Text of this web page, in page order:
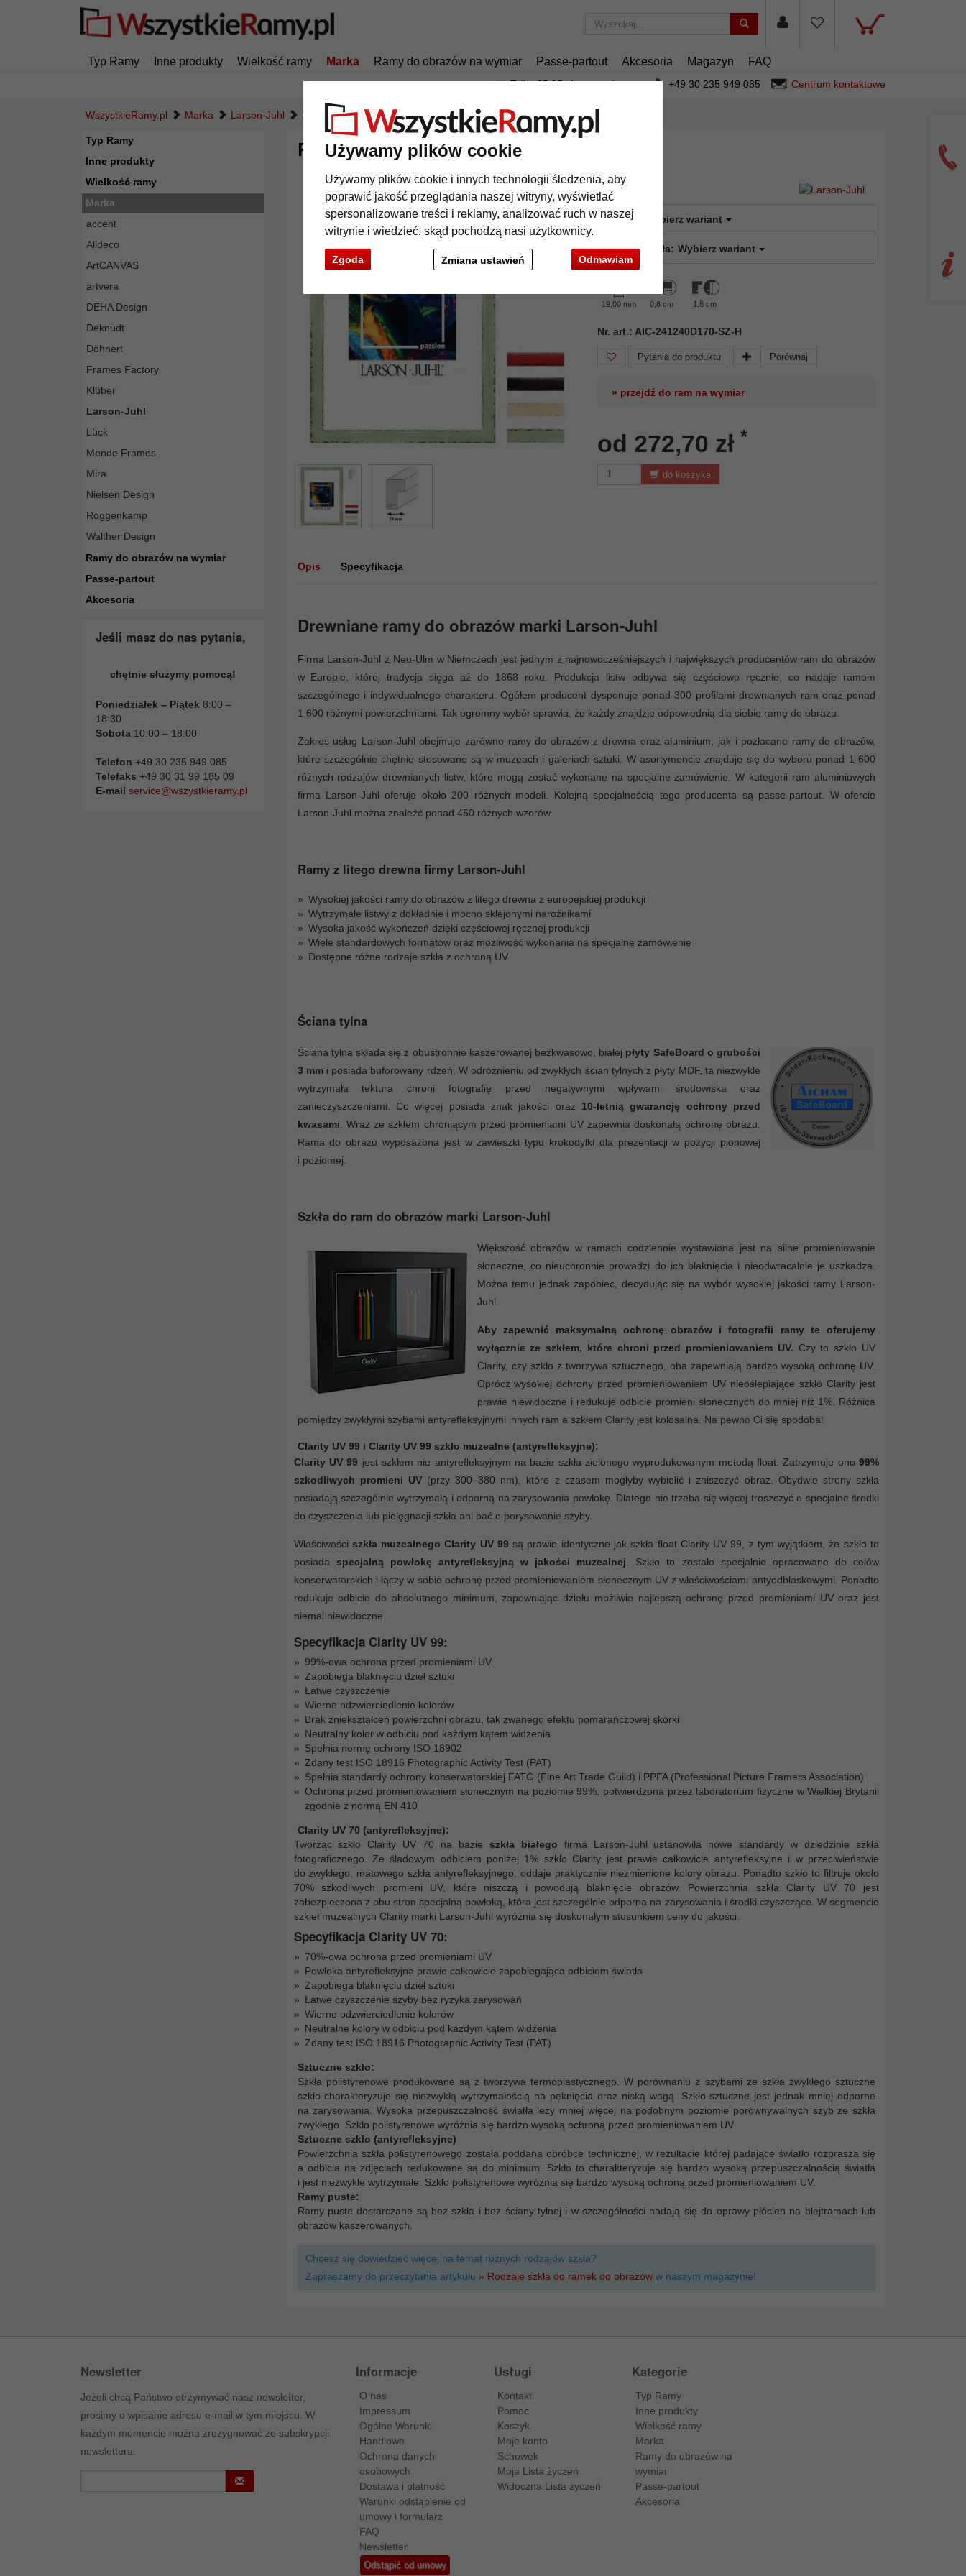
Używamy plików cookie
Używamy plików cookie i innych technologii śledzenia, aby
poprawić jakość przeglądania naszej witryny, wyświetlać
spersonalizowane treści i reklamy, analizować ruch w naszej
witrynie i wiedzieć, skąd pochodzą nasi użytkownicy.
Zgoda Odmawiam
Zmiana ustawień
Typ Ramy Inne produkty Wielkość ramy Marka Ramy do obrazów na wymiar Passe-partout Akcesoria Magazyn FAQ
Tylko 25,95 złza wysyłkę. +49 30 235 949 085 Centrum kontaktowe
WszystkieRamy.pl Marka Larson-Juhl Rama drewniana KOMODO 19 na wymiar
Typ Ramy
Inne produkty
Wielkość ramy
Marka
accent
Alldeco
ArtCANVAS
artvera
DEHA Design
Deknudt
Döhnert
Frames Factory
Klüber
Larson-Juhl
Lück
Mende Frames
Mira
Nielsen Design
Roggenkamp
Walther Design
Ramy do obrazów na wymiar
Passe-partout
Akcesoria
Jeśli masz do nas pytania,
chętnie służymy pomocą!
Poniedziałek – Piątek 8:00 –
18:30
Sobota 10:00 – 18:00
Telefon +49 30 235 949 085
Telefaks +49 30 31 99 185 09
E-mail service@wszystkieramy.pl
Rama drewniana KOMODO 19 na wymiar
kolor: Wybierz wariant
rodzaj szkła: Wybierz wariant
19,00 mm 0,8 cm 1,8 cm
Nr. art.: AIC-241240D170-SZ-H
Pytania do produktu Porównaj
» przejdź do ram na wymiar
od 272,70 zł *
do koszyka
Opis Specyfikacja
Drewniane ramy do obrazów marki Larson-Juhl
Firma Larson-Juhl z Neu-Ulm w Niemczech jest jednym z najnowocześniejszych i największych producentów ram do obrazów
w Europie, której tradycja sięga aż do 1868 roku. Produkcja listw odbywa się częściowo ręcznie, co nadaje ramom
szczególnego i indywidualnego charakteru. Ogółem producent dysponuje ponad 300 profilami drewnianych ram oraz ponad
1 600 różnymi powierzchniami. Tak ogromny wybór sprawia, że każdy znajdzie odpowiednią dla siebie ramę do obrazu.
Zakres usług Larson-Juhl obejmuje zarówno ramy do obrazów z drewna oraz aluminium, jak i pozłacane ramy do obrazów,
które szczególnie chętnie stosowane są w muzeach i galeriach sztuki. W asortymencie znajduje się do wyboru ponad 1 600
różnych rodzajów drewnianych listw, które mogą zostać wykonane na specjalne zamówienie. W kategorii ram aluminiowych
firma Larson-Juhl oferuje około 200 różnych modeli. Kolejną specjalnością tego producenta są passe-partout. W ofercie
Larson-Juhl można znaleźć ponad 450 różnych wzorów.
Ramy z litego drewna firmy Larson-Juhl
Wysokiej jakości ramy do obrazów z litego drewna z europejskiej produkcji
Wytrzymałe listwy z dokładnie i mocno sklejonymi narożnikami
Wysoka jakość wykończeń dzięki częściowej ręcznej produkcji
Wiele standardowych formatów oraz możliwość wykonania na specjalne zamówienie
Dostępne różne rodzaje szkła z ochroną UV
Ściana tylna
Ściana tylna składa się z obustronnie kaszerowanej bezkwasowo, białej płyty SafeBoard o grubości
3 mmi posiada buforowany rdzeń. W odróżnieniu od zwykłych ścian tylnych z płyty MDF, ta niezwykle
wytrzymała tektura chroni fotografię przed negatywnymi wpływami środowiska oraz
zanieczyszczeniami. Co więcej posiada znak jakości oraz 10-letnią gwarancję ochrony przed
kwasami . Wraz ze szkłem chroniącym przed promieniami UV zapewnia doskonałą ochronę obrazu.
Rama do obrazu wyposażona jest w zawieszki typu krokodylki dla prezentacji w pozycji pionowej
i poziomej.
Szkła do ram do obrazów marki Larson-Juhl
Większość obrazów w ramach codziennie wystawiona jest na silne promieniowanie
słoneczne, co nieuchronnie prowadzi do ich blaknięcia i nieodwracalnie je uszkadza.
Można temu jednak zapobiec, decydując się na wybór wysokiej jakości ramy Larson-
Juhl.
Aby zapewnić maksymalną ochronę obrazów i fotografii ramy te oferujemy
wyłącznie ze szkłem, które chroni przed promieniowaniem UV. Czy to szkło UV
Clarity, czy szkło z tworzywa sztucznego, oba zapewniają bardzo wysoką ochronę UV.
Oprócz wysokiej ochrony przed promieniowaniem UV nieoślepiające szkło Clarity jest
prawie niewidoczne i redukuje odbicie promieni słonecznych do mniej niż 1%. Różnica
pomiędzy zwykłymi szybami antyrefleksyjnymi innych ram a szkłem Clarity jest kolosalna. Na pewno Ci się spodoba!
Clarity UV 99 i Clarity UV 99 szkło muzealne (antyrefleksyjne):
Clarity UV 99 jest szkłem nie antyrefleksyjnym na bazie szkła zielonego wyprodukowanym metodą float. Zatrzymuje ono 99%
szkodliwych promieni UV(przy 300–380 nm), które z czasem mogłyby wybielić i zniszczyć obraz. Obydwie strony szkła
posiadają szczególnie wytrzymałą i odporną na zarysowania powłokę. Dlatego nie trzeba się więcej troszczyć o specjalne środki
do czyszczenia lub pielęgnacji szkła ani bać o porysowanie szyby.
Właściwości szkła muzealnego Clarity UV 99 są prawie identyczne jak szkła float Clarity UV 99, z tym wyjątkiem, że szkło to
posiada specjalną powłokę antyrefleksyjną w jakości muzealnej . Szkło to zostało specjalnie opracowane do celów
konserwatorskich i łączy w sobie ochronę przed promieniowaniem słonecznym UV z właściwościami antyodblaskowymi. Ponadto
redukuje odbicie do absolutnego minimum, zapewniając dziełu możliwie najlepszą ochronę przed promieniami UV oraz jest
niemal niewidoczne.
Specyfikacja Clarity UV 99:
99%-owa ochrona przed promieniami UV
Zapobiega blaknięciu dzieł sztuki
Łatwe czyszczenie
Wierne odzwierciedlenie kolorów
Brak zniekształceń powierzchni obrazu, tak zwanego efektu pomarańczowej skórki
Neutralny kolor w odbiciu pod każdym kątem widzenia
Spełnia normę ochrony ISO 18902
Zdany test ISO 18916 Photographic Activity Test (PAT)
Spełnia standardy ochrony konserwatorskiej FATG (Fine Art Trade Guild) i PPFA (Professional Picture Framers Association)
Ochrona przed promieniowaniem słonecznym na poziomie 99%, potwierdzona przez laboratorium fizyczne w Wielkiej Brytanii
zgodnie z normą EN 410
Clarity UV 70 (antyrefleksyjne):
Tworząc szkło Clarity UV 70 na bazie szkła białego firma Larson-Juhl ustanowiła nowe standardy w dziedzinie szkła
fotograficznego. Ze śladowym odbiciem poniżej 1% szkło Clarity jest prawie całkowicie antyrefleksyjne i w przeciwieństwie
do zwykłego, matowego szkła antyrefleksyjnego, oddaje praktycznie niezmienione kolory obrazu. Ponadto szkło to filtruje około
70% szkodliwych promieni UV, które niszczą i powodują blaknięcie obrazów. Powierzchnia szkła Clarity UV 70 jest
zabezpieczona z obu stron specjalną powłoką, która jest szczególnie odporna na zarysowania i środki czyszczące. W segmencie
szkieł muzealnych Clarity marki Larson-Juhl wyróżnia się doskonałym stosunkiem ceny do jakości.
Specyfikacja Clarity UV 70:
70%-owa ochrona przed promieniami UV
Powłoka antyrefleksyjna prawie całkowicie zapobiegająca odbiciom światła
Zapobiega blaknięciu dzieł sztuki
Łatwe czyszczenie szyby bez ryzyka zarysowań
Wierne odzwierciedlenie kolorów
Neutralne kolory w odbiciu pod każdym kątem widzenia
Zdany test ISO 18916 Photographic Activity Test (PAT)
Sztuczne szkło:
Szkła polistyrenowe produkowane są z tworzywa termoplastycznego. W porównaniu z szybami ze szkła zwykłego sztuczne
szkło charakteryzuje się niezwykłą wytrzymałością na pęknięcia oraz niską wagą. Szkło sztuczne jest jednak mniej odporne
na zarysowania. Wysoka przepuszczalność światła leży mniej więcej na podobnym poziomie porównywalnych szyb ze szkła
zwykłego. Szkło polistyrenowe wyróżnia się bardzo wysoką ochroną przed promieniowaniem UV.
Sztuczne szkło (antyrefleksyjne)
Powierzchnia szkła polistyrenowego została poddana obróbce technicznej, w rezultacie której padające światło rozprasza się
a odbicia na zdjęciach redukowane są do minimum. Szkło to charakteryzuje się bardzo wysoką przepuszczalnością światła
i jest niezwykle wytrzymałe. Szkło polistyrenowe wyróżnia się bardzo wysoką ochroną przed promieniowaniem UV.
Ramy puste:
Ramy puste dostarczane są bez szkła i bez ściany tylnej i w szczególności nadają się do oprawy płócien na blejtramach lub
obrazów kaszerowanych.
Chcesz się dowiedzieć więcej na temat różnych rodzajów szkła?
Zapraszamy do przeczytania artykułu » Rodzaje szkła do ramek do obrazóww naszym magazynie!
Newsletter
Jeżeli chcą Państwo otrzymywać nasz newsletter,
prosimy o wpisanie adresu e-mail w tym miejscu. W
każdym momencie można zrezygnować ze subskrypcji
newslettera.
Informacje
O nas
Impressum
Ogólne Warunki
Handlowe
Ochrona danych
osobowych
Dostawa i platność
Warunki odstąpienie od
umowy i formularz
FAQ
Newsletter
Odstąpić od umowy
Usługi
Kontakt
Pomoc
Koszyk
Moje konto
Schowek
Moja Lista życzeń
Widoczna Lista życzeń
Kategorie
Typ Ramy
Inne produkty
Wielkość ramy
Marka
Ramy do obrazów na
wymiar
Passe-partout
Akcesoria